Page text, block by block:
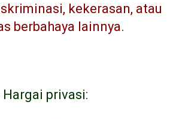
kekerasan, atau
berbahaya lainnya.
Hargai privasi: